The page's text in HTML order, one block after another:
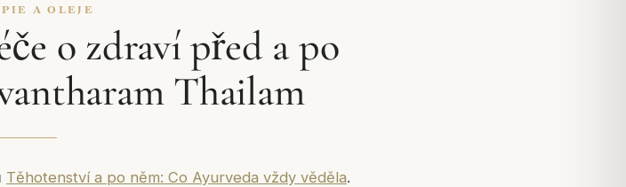
A OLEJE
o zdraví před a po
Thailam
Těhotenství a po něm: Co Ayurveda vždy věděla.